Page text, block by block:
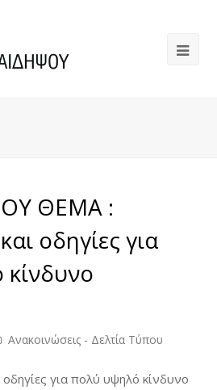
ΘΕΜΑ :
οδηγίες για
Ανακοινώσεις - Δελτία Τύπου
για πολύ υψηλό κίνδυνο